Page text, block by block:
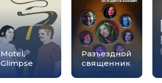
Motel,
Glimpse
Разъездной
священник